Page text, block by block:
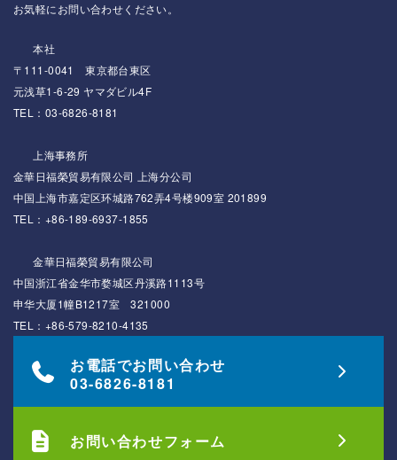
お気軽にお問い合わせください。
本社
〒111-0041 東京都台東区
元浅草1-6-29 ヤマダビル4F
TEL：03-6826-8181
上海事務所
金華日福榮貿易有限公司 上海分公司
中国上海市嘉定区环城路762弄4号楼909室 201899
TEL：+86-189-6937-1855
金華日福榮貿易有限公司
中国浙江省金华市婺城区丹溪路1113号
申华大厦1幢B1217室 321000
TEL：+86-579-8210-4135
お電話でお問い合わせ
03-6826-8181
お問い合わせフォーム